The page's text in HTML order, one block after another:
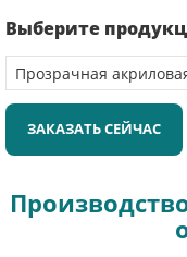
Выберите
ЗАКАЗАТЬ СЕЙЧАС